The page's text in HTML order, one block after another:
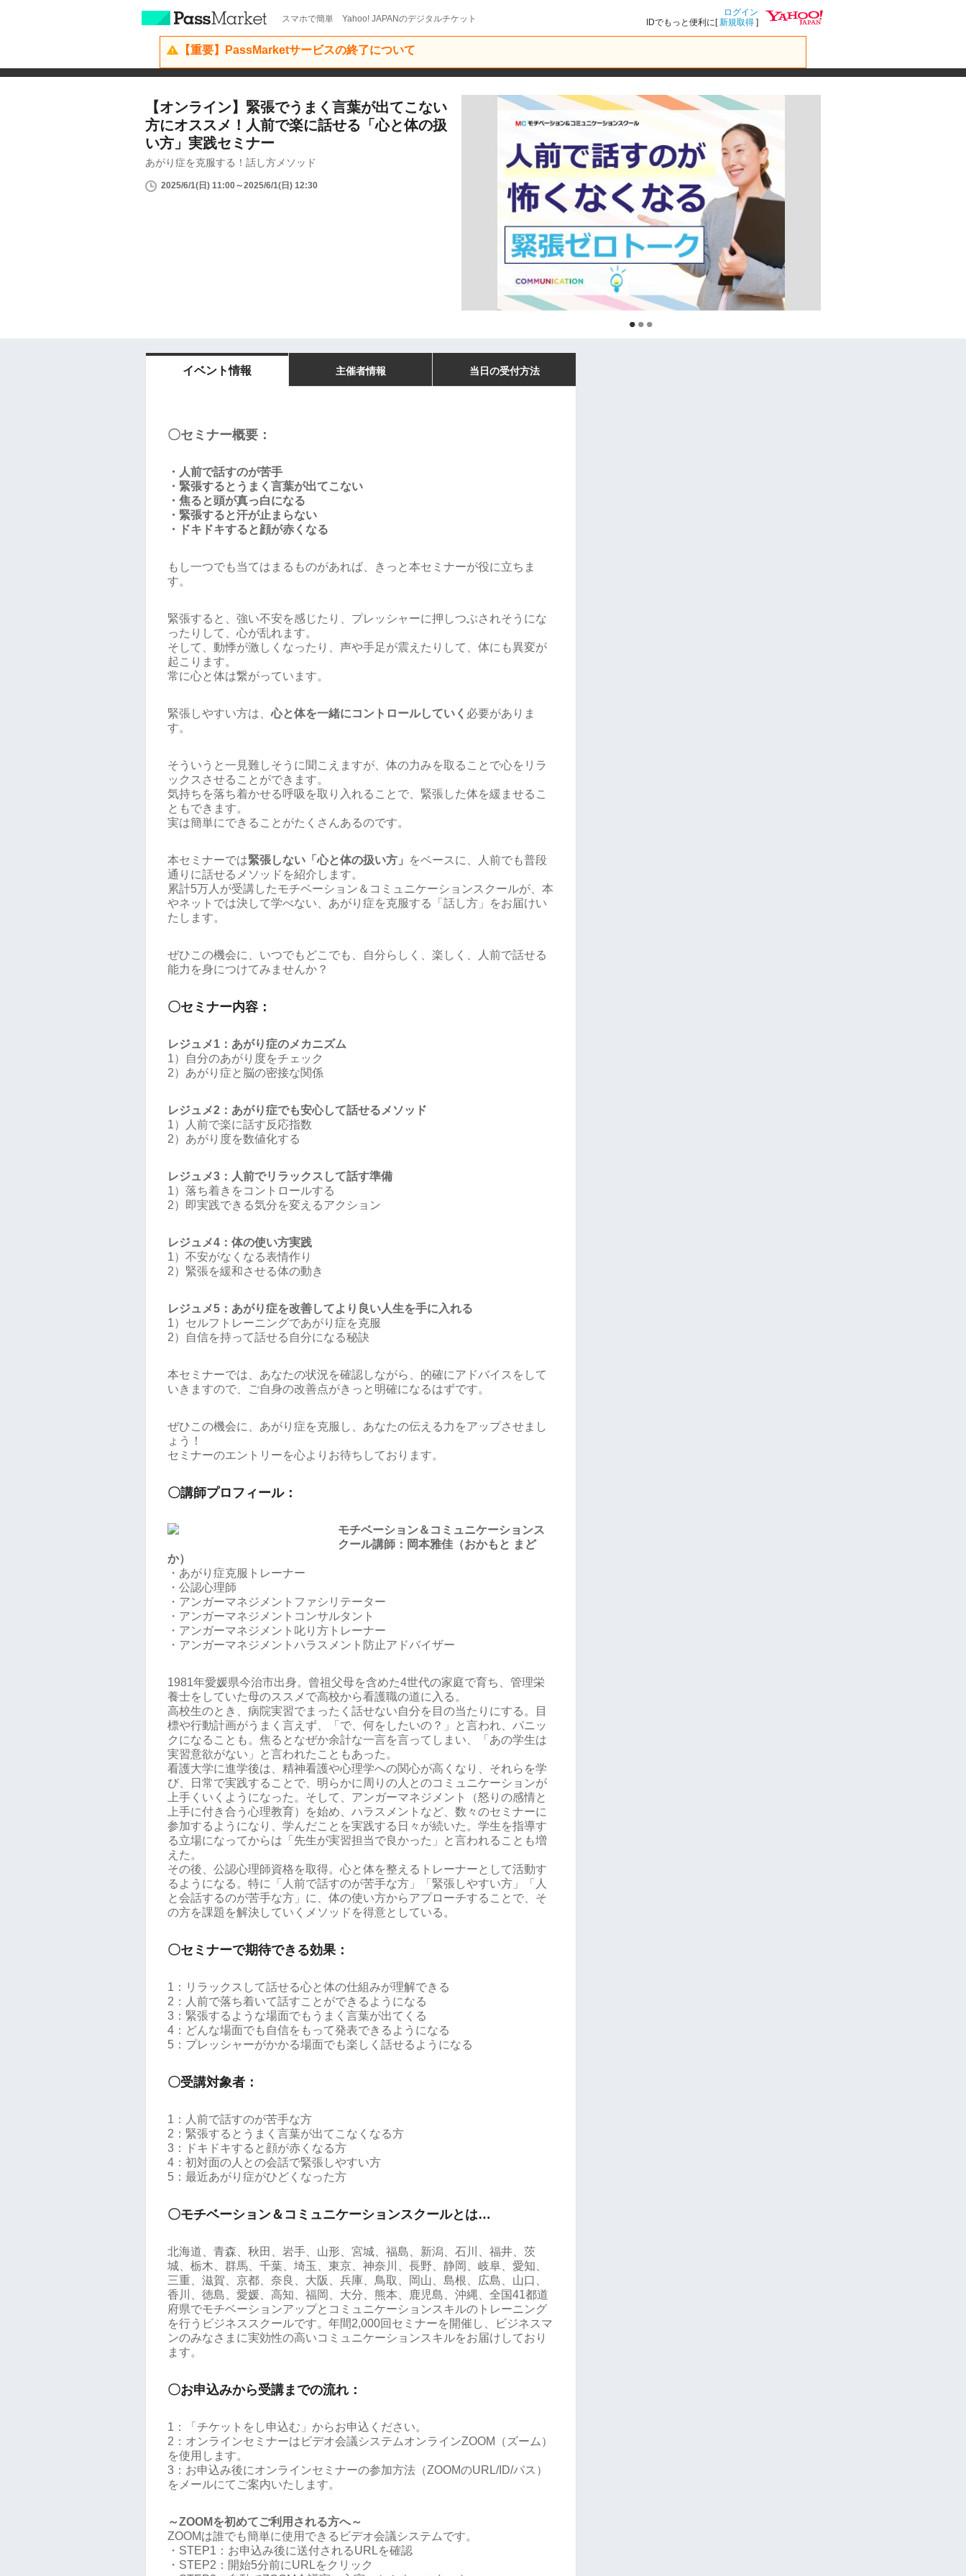
スマホで簡単 Yahoo! JAPANのデジタルチケット
ログイン
IDでもっと便利に[新規取得 ]
【重要】PassMarketサービスの終了について
【オンライン】緊張でうまく言葉が出てこない
方にオススメ！人前で楽に話せる「心と体の扱
い方」実践セミナー
あがり症を克服する！話し方メソッド
2025/6/1(日) 11:00～2025/6/1(日) 12:30
イベント情報 主催者情報 当日の受付方法
〇セミナー概要：
・人前で話すのが苦手
・緊張するとうまく言葉が出てこない
・焦ると頭が真っ白になる
・緊張すると汗が止まらない
・ドキドキすると顔が赤くなる
もし一つでも当てはまるものがあれば、きっと本セミナーが役に立ちま
す。
緊張すると、強い不安を感じたり、プレッシャーに押しつぶされそうにな
ったりして、心が乱れます。
そして、動悸が激しくなったり、声や手足が震えたりして、体にも異変が
起こります。
常に心と体は繋がっています。
緊張しやすい方は、心と体を一緒にコントロールしていく 必要がありま
す。
そういうと一見難しそうに聞こえますが、体の力みを取ることで心をリラ
ックスさせることができます。
気持ちを落ち着かせる呼吸を取り入れることで、緊張した体を緩ませるこ
ともできます。
実は簡単にできることがたくさんあるのです。
本セミナーでは緊張しない「心と体の扱い方」
をベースに、人前でも普段
通りに話せるメソッドを紹介します。
累計5万人が受講したモチベーション＆コミュニケーションスクールが、本
やネットでは決して学べない、あがり症を克服する「話し方」をお届けい
たします。
ぜひこの機会に、いつでもどこでも、自分らしく、楽しく、人前で話せる
能力を身につけてみませんか？
〇セミナー内容：
レジュメ1：あがり症のメカニズム
1）自分のあがり度をチェック
2）あがり症と脳の密接な関係
レジュメ2：あがり症でも安心して話せるメソッド
1）人前で楽に話す反応指数
2）あがり度を数値化する
レジュメ3：人前でリラックスして話す準備
1）落ち着きをコントロールする
2）即実践できる気分を変えるアクション
レジュメ4：体の使い方実践
1）不安がなくなる表情作り
2）緊張を緩和させる体の動き
レジュメ5：あがり症を改善してより良い人生を手に入れる
1）セルフトレーニングであがり症を克服
2）自信を持って話せる自分になる秘訣
本セミナーでは、あなたの状況を確認しながら、的確にアドバイスをして
いきますので、ご自身の改善点がきっと明確になるはずです。
ぜひこの機会に、あがり症を克服し、あなたの伝える力をアップさせまし
ょう！
セミナーのエントリーを心よりお待ちしております。
〇講師プロフィール：
モチベーション＆コミュニケーションス
クール講師：岡本雅佳（おかもと まど
か）
・あがり症克服トレーナー
・公認心理師
・アンガーマネジメントファシリテーター
・アンガーマネジメントコンサルタント
・アンガーマネジメント叱り方トレーナー
・アンガーマネジメントハラスメント防止アドバイザー
1981年愛媛県今治市出身。曾祖父母を含めた4世代の家庭で育ち、管理栄
養士をしていた母のススメで高校から看護職の道に入る。
高校生のとき、病院実習でまったく話せない自分を目の当たりにする。目
標や行動計画がうまく言えず、「で、何をしたいの？」と言われ、パニッ
クになることも。焦るとなぜか余計な一言を言ってしまい、「あの学生は
実習意欲がない」と言われたこともあった。
看護大学に進学後は、精神看護や心理学への関心が高くなり、それらを学
び、日常で実践することで、明らかに周りの人とのコミュニケーションが
上手くいくようになった。そして、アンガーマネジメント（怒りの感情と
上手に付き合う心理教育）を始め、ハラスメントなど、数々のセミナーに
参加するようになり、学んだことを実践する日々が続いた。学生を指導す
る立場になってからは「先生が実習担当で良かった」と言われることも増
えた。
その後、公認心理師資格を取得。心と体を整えるトレーナーとして活動す
るようになる。特に「人前で話すのが苦手な方」「緊張しやすい方」「人
と会話するのが苦手な方」に、体の使い方からアプローチすることで、そ
の方を課題を解決していくメソッドを得意としている。
〇セミナーで期待できる効果：
1：リラックスして話せる心と体の仕組みが理解できる
2：人前で落ち着いて話すことができるようになる
3：緊張するような場面でもうまく言葉が出てくる
4：どんな場面でも自信をもって発表できるようになる
5：プレッシャーがかかる場面でも楽しく話せるようになる
〇受講対象者：
1：人前で話すのが苦手な方
2：緊張するとうまく言葉が出てこなくなる方
3：ドキドキすると顔が赤くなる方
4：初対面の人との会話で緊張しやすい方
5：最近あがり症がひどくなった方
〇モチベーション＆コミュニケーションスクールとは…
北海道、青森、秋田、岩手、山形、宮城、福島、新潟、石川、福井、茨
城、栃木、群馬、千葉、埼玉、東京、神奈川、長野、静岡、岐阜、愛知、
三重、滋賀、京都、奈良、大阪、兵庫、鳥取、岡山、島根、広島、山口、
香川、徳島、愛媛、高知、福岡、大分、熊本、鹿児島、沖縄、全国41都道
府県でモチベーションアップとコミュニケーションスキルのトレーニング
を行うビジネススクールです。年間2,000回セミナーを開催し、ビジネスマ
ンのみなさまに実効性の高いコミュニケーションスキルをお届けしており
ます。
〇お申込みから受講までの流れ：
1：「チケットをし申込む」からお申込ください。
2：オンラインセミナーはビデオ会議システムオンラインZOOM（ズーム）
を使用します。
3：お申込み後にオンラインセミナーの参加方法（ZOOMのURL/ID/パス）
をメールにてご案内いたします。
～ZOOMを初めてご利用される方へ～
ZOOMは誰でも簡単に使用できるビデオ会議システムです。
・STEP1：お申込み後に送付されるURLを確認
・STEP2：開始5分前にURLをクリック